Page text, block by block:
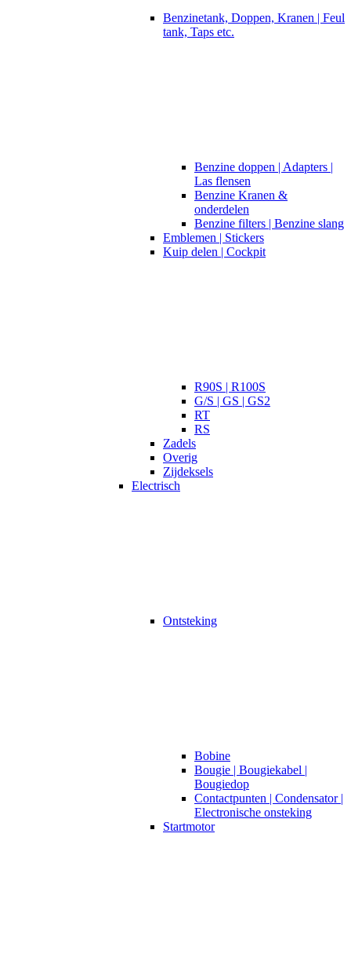
Benzinetank, Doppen, Kranen | Feul
tank, Taps etc.
Benzine doppen | Adapters |
Las flensen
Benzine Kranen &
onderdelen
Benzine filters | Benzine slang
Emblemen | Stickers
Kuip delen | Cockpit
R90S | R100S
G/S | GS | GS2
RT
RS
Zadels
Overig
Zijdeksels
Electrisch
Ontsteking
Bobine
Bougie | Bougiekabel |
Bougiedop
Contactpunten | Condensator |
Electronische onsteking
Startmotor